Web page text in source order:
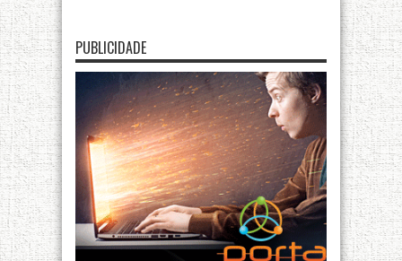
PUBLICIDADE